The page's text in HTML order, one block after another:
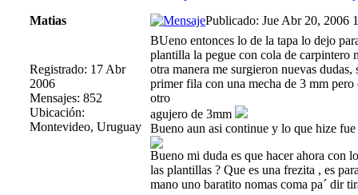
Matias
Publicado: Jue Abr 20, 2006
Registrado: 17 Abr
2006
Mensajes: 852
Ubicación:
Montevideo, Uruguay
BUeno entonces lo de la tapa lo dejo
plantilla la pegue con cola de carpintero
otra manera me surgieron nuevas
primer fila con una mecha de 3 mm
otro
agujero de 3mm
Bueno aun asi continue y lo que hize
Bueno mi duda es que hacer ahora con
las plantillas ? Que es una frezita , es
mano uno baratito nomas coma pa´ dir